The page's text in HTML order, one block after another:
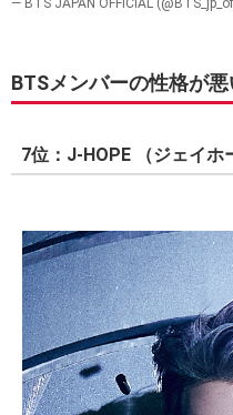
— BTS JAPAN OFFICIAL
BTSメンバーの性格が
7位：J-HOPE （ジェイホ